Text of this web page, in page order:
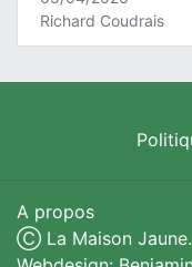
Richard Coudrais
A propos
Ⓒ La Maison